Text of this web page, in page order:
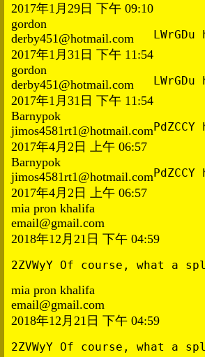
2017年1月29日 下午 09:10
gordon
derby451@hotmail.com
2017年1月31日 下午 11:54
gordon
derby451@hotmail.com
2017年1月31日 下午 11:54
Barnypok
jimos4581rt1@hotmail.com
2017年4月2日 上午 06:57
Barnypok
jimos4581rt1@hotmail.com
2017年4月2日 上午 06:57
mia pron khalifa
email@gmail.com
2018年12月21日 下午 04:59
2ZVWyY Of course, what a
mia pron khalifa
email@gmail.com
2018年12月21日 下午 04:59
2ZVWyY Of course, what a